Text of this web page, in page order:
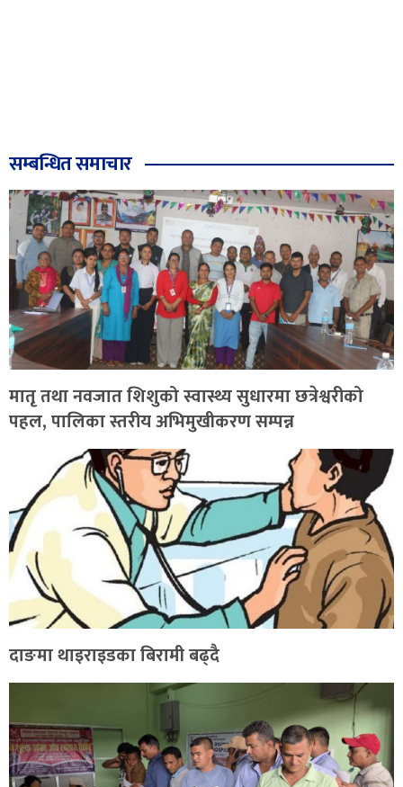
सम्बन्धित समाचार
मातृ तथा नवजात शिशुको स्वास्थ्य सुधारमा छत्रेश्वरीको
पहल, पालिका स्तरीय अभिमुखीकरण सम्पन्न
दाङमा थाइराइडका बिरामी बढ्दै